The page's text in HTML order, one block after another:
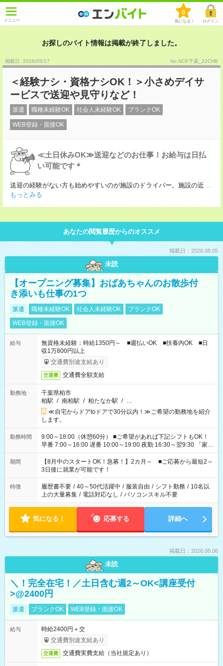
メニュー
0
気になる！ ログイン
お探しのバイト情報は掲載が終了しました。
掲載日 :2026/05/17 No.NCK千葉_22CHB
＜経験ナシ・資格ナシOK！＞小さめデイサ
ービスで送迎や見守りなど！
派遣 職種未経験OK 社会人未経験OK ブランクOK
WEB登録・面接OK
≪土日休みOK≫送迎などのお仕事！お給与は日払
い可能です＊
送迎の経験がない方も始めやすいのが施設のドライバー。施設の近 ...
もっとみる
あなたの閲覧履歴からのオススメ
掲載日：2026.08.05
未読
【オープニング募集】おばあちゃんのお散歩付
き添いも仕事の1つ
派遣 職種未経験OK 社会人未経験OK
ブランクOK
WEB登録・面接OK
給与
無資格未経験：時給1350円～ ■週払いOK ■扶養内OK ■日
収1万800円以上
交通費別途支給あり
交通費 交通費全額支給
勤務地
千葉県柏市
柏駅 / 南柏駅 / 柏たなか駅 / …
≪自宅からドアtoドアで30分以内！≫ご希望の勤務地を紹介
します。
勤務時間
9:00～18:00（休憩60分） ■ご希望があれば下記シフトもOK！
早番 7:00～16:00 遅番 10:00～19:00 夜勤 16:30～翌9:30 「家族
と休みを合わせたい」 「余裕を持って夕飯の準備がしたい」
「できれば残業はしたくない」 など、ご希望を教えてください
ね。 ※Wワーク希望の方へ 今ご覧のお仕事で希望する勤務時間
と、もう1つのお仕事の勤務時間。 合計で週40時間を超える場
合は応募できません。
期間
【8月中のスタートOK！急募！】2カ月～ ■ご応募から最短2～
3日後に就業が可能です！
特徴 履歴書不要 / 40～50代活躍中 / 服装自由 / シフト勤務 / 10名以
上の大量募集 / 電話対応なし / パソコンスキル不要
気になる！ 応募する 詳細へ
掲載日：2026.08.06
未読
＼！完全在宅！／土日含む週2～OK<講座受付
>@2400円
派遣 ブランクOK WEB登録・面接OK
給与
時給2400円＋交
交通費別途支給あり
交通費 交通費実費支給（当社規定あり）